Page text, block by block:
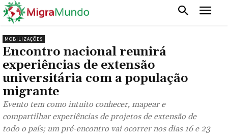
MOBILIZAÇÕES
Encontro nacional reunirá
experiências de extensão
universitária com a população
migrante
Evento tem como intuito conhecer, mapear e
compartilhar experiências de projetos de extensão de
todo o país; um pré-encontro vai ocorrer nos dias 16 e 23